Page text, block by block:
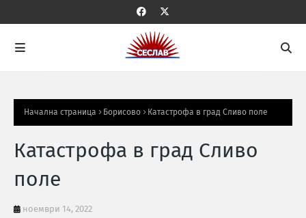
Начална страница Борисово Катастрофа в град Сливо поле
Катастрофа в град Сливо
поле
ноември 14, 2022